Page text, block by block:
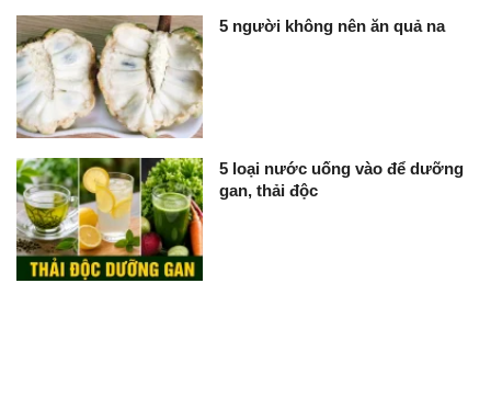
5 người không nên ăn quả na
5 loại nước uống vào để dưỡng
gan, thải độc